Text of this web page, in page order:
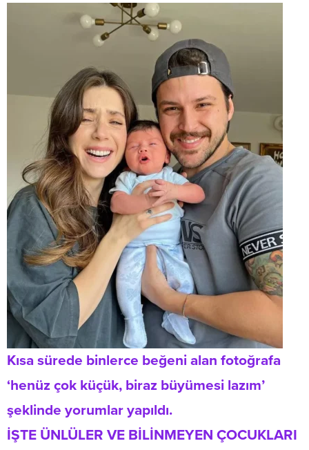
Kısa sürede binlerce beğeni alan fotoğrafa
‘henüz çok küçük, biraz büyümesi lazım’
şeklinde yorumlar yapıldı.
İŞTE ÜNLÜLER VE BİLİNMEYEN ÇOCUKLARI